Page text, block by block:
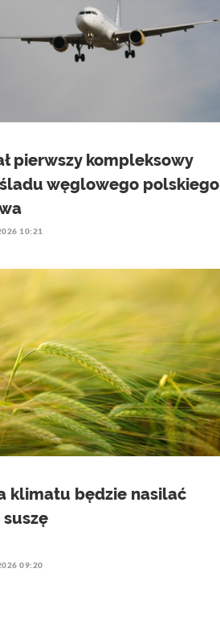
pierwszy kompleksowy
węglowego polskiego
10:21
klimatu będzie nasilać
suszę
09:20